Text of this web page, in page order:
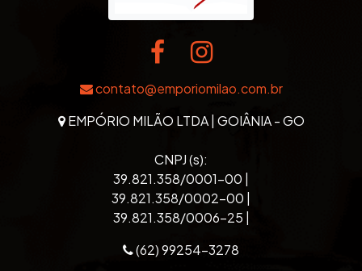
contato@emporiomilao.com.br
EMPÓRIO MILÃO LTDA | GOIÂNIA - GO
CNPJ (s):
39.821.358/0001-00 |
39.821.358/0002-00 |
39.821.358/0006-25 |
(62) 99254-3278